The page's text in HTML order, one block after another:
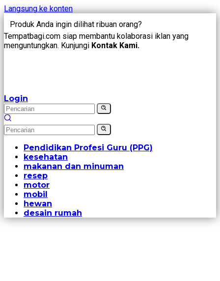
Langsung ke konten
Produk Anda ingin dilihat ribuan orang?
Tempatbagi.com siap membantu kolaborasi iklan yang
menguntungkan. Kunjungi Kontak Kami.
Login
Pendidikan Profesi Guru (PPG)
kesehatan
makanan dan minuman
resep
motor
mobil
hewan
desain rumah